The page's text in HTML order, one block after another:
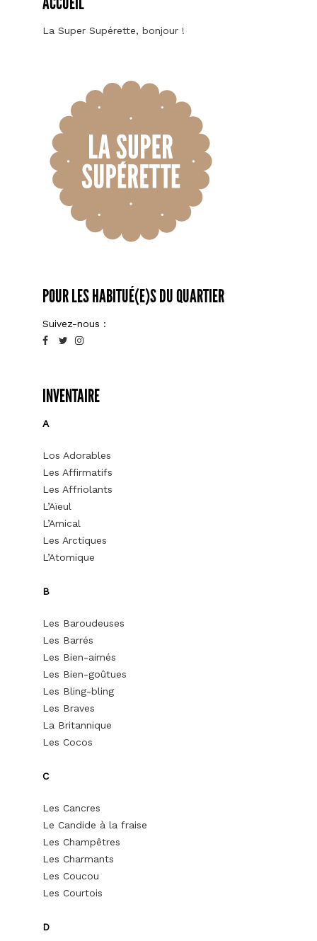
La Super Supérette, bonjour !
POUR LES HABITUÉ(E)S DU QUARTIER
Suivez-nous :
INVENTAIRE
A
Los Adorables
Les Affirmatifs
Les Affriolants
L’Aïeul
L’Amical
Les Arctiques
L’Atomique
B
Les Baroudeuses
Les Barrés
Les Bien-aimés
Les Bien-goûtues
Les Bling-bling
Les Braves
La Britannique
Les Cocos
C
Les Cancres
Le Candide à la fraise
Les Champêtres
Les Charmants
Les Coucou
Les Courtois
D